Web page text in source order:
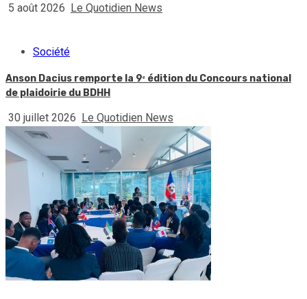
5 août 2026 Le Quotidien News
Société
Anson Dacius remporte la 9ᵉ édition du Concours national
de plaidoirie du BDHH
30 juillet 2026 Le Quotidien News